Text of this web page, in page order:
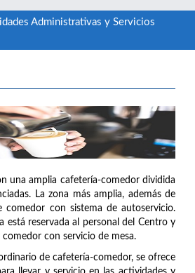
Administrativas y Servicios
una amplia cafetería-comedor dividida
La zona más amplia, además de
comedor con sistema de autoservicio.
está reservada al personal del Centro y
con servicio de mesa.
de cafetería-comedor, se ofrece